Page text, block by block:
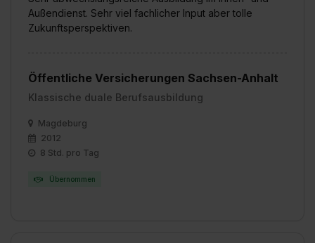
einzelnen Cookies findest du durch Klick auf „Details
zeigen“. Weitere Informationen:
Außendienst. Sehr viel fachlicher Input aber tolle
Zukunftsperspektiven.
Öffentliche Versicherungen Sachsen-Anhalt
Klassische duale Berufsausbildung
Magdeburg
2012
8 Std. pro Tag
Übernommen